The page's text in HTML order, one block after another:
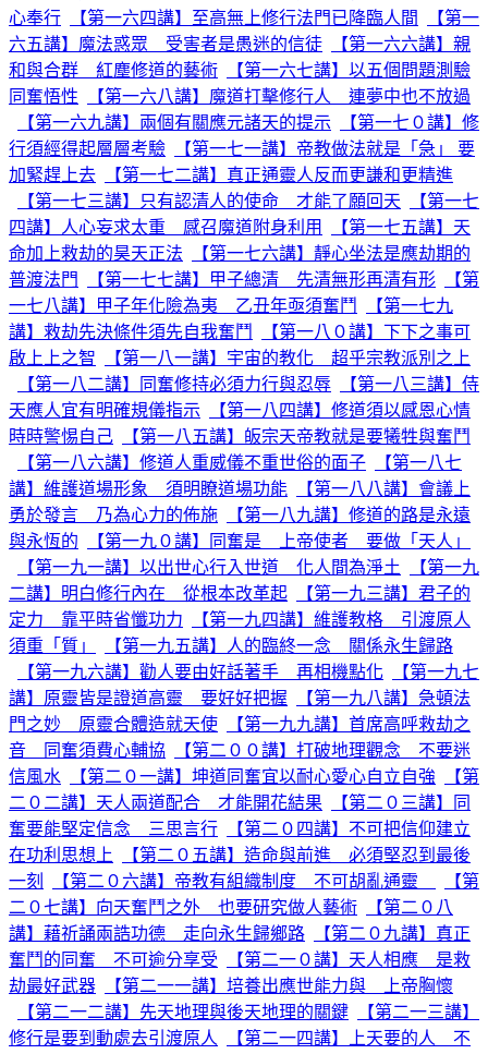
心奉行
【第一六四講】至高無上修行法門已降臨人間
【第一
六五講】魔法惑眾 受害者是愚迷的信徒
【第一六六講】親
和與合群 紅塵修道的藝術
【第一六七講】以五個問題測驗
同奮悟性
【第一六八講】魔道打擊修行人 連夢中也不放過
【第一六九講】兩個有關應元諸天的提示
【第一七０講】修
行須經得起層層考驗
【第一七一講】帝教做法就是「急」 要
加緊趕上去
【第一七二講】真正通靈人反而更謙和更精進
【第一七三講】只有認清人的使命 才能了願回天
【第一七
四講】人心妄求太重 感召魔道附身利用
【第一七五講】天
命加上救劫的昊天正法
【第一七六講】靜心坐法是應劫期的
普渡法門
【第一七七講】甲子總清 先清無形再清有形
【第
一七八講】甲子年化險為夷 乙丑年亟須奮鬥
【第一七九
講】救劫先決條件須先自我奮鬥
【第一八０講】下下之事可
啟上上之智
【第一八一講】宇宙的教化 超乎宗教派別之上
【第一八二講】同奮修持必須力行與忍辱
【第一八三講】侍
天應人宜有明確規儀指示
【第一八四講】修道須以感恩心情
時時警惕自己
【第一八五講】皈宗天帝教就是要犧牲與奮鬥
【第一八六講】修道人重威儀不重世俗的面子
【第一八七
講】維護道場形象 須明瞭道場功能
【第一八八講】會議上
勇於發言 乃為心力的佈施
【第一八九講】修道的路是永遠
與永恆的
【第一九０講】同奮是 上帝使者 要做「天人」
【第一九一講】以出世心行入世道 化人間為淨土
【第一九
二講】明白修行內在 從根本改革起
【第一九三講】君子的
定力 靠平時省懺功力
【第一九四講】維護教格 引渡原人
須重「質」
【第一九五講】人的臨終一念 關係永生歸路
【第一九六講】勸人要由好話著手 再相機點化
【第一九七
講】原靈皆是證道高靈 要好好把握
【第一九八講】急頓法
門之妙 原靈合體造就天使
【第一九九講】首席高呼救劫之
音 同奮須費心輔協
【第二００講】打破地理觀念 不要迷
信風水
【第二０一講】坤道同奮宜以耐心愛心自立自強
【第
二０二講】天人兩道配合 才能開花結果
【第二０三講】同
奮要能堅定信念 三思言行
【第二０四講】不可把信仰建立
在功利思想上
【第二０五講】造命與前進 必須堅忍到最後
一刻
【第二０六講】帝教有組織制度 不可胡亂通靈
【第
二０七講】向天奮鬥之外 也要研究做人藝術
【第二０八
講】藉祈誦兩誥功德 走向永生歸鄉路
【第二０九講】真正
奮鬥的同奮 不可逾分享受
【第二一０講】天人相應 是救
劫最好武器
【第二一一講】培養出應世能力與 上帝胸懷
【第二一二講】先天地理與後天地理的關鍵
【第二一三講】
修行是要到動處去引渡原人
【第二一四講】上天要的人 不